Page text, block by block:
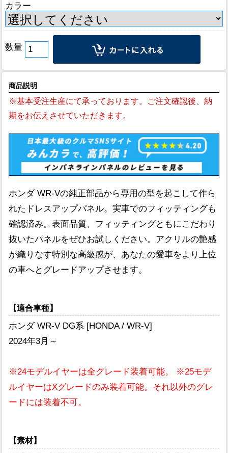
カラー
数量
商品説明
※基本受注生産にて承っております。ご注文確認後、納
期をお伝えさせていただきます。
ホンダ WR-Vの純正部品から専用の型を起こして作ら
れたドレスアップパネル。実車でのフィッティングも
確認済み。表面品質、フィッティングともにこだわり
抜いたパネルをぜひお試しください。アクリルの艶感
が織りなす特別な高級感が、あなたの愛車をより上位
の車へとグレードアップさせます。
【適合車種】
ホンダ WR-V DG系 [HONDA / WR-V]
2024年3月～
※24モデルイヤーは全グレード装着可能。 ※25モデ
ルイヤーはXグレードのみ装着可能。それ以外のグレ
ードには装着不可。
【素材】